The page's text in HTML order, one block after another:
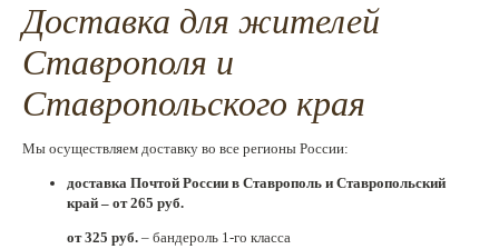
Фурнитура
Проволока
Эпоксидная смола
По темам и сезонам
Доставка для жителей
Ставрополя и
Ставропольского края
Мы осуществляем доставку во все регионы России:
доставка Почтой России в Ставрополь и Ставропольский
край – от 265 руб.
от 325 руб. – бандероль 1-го класса